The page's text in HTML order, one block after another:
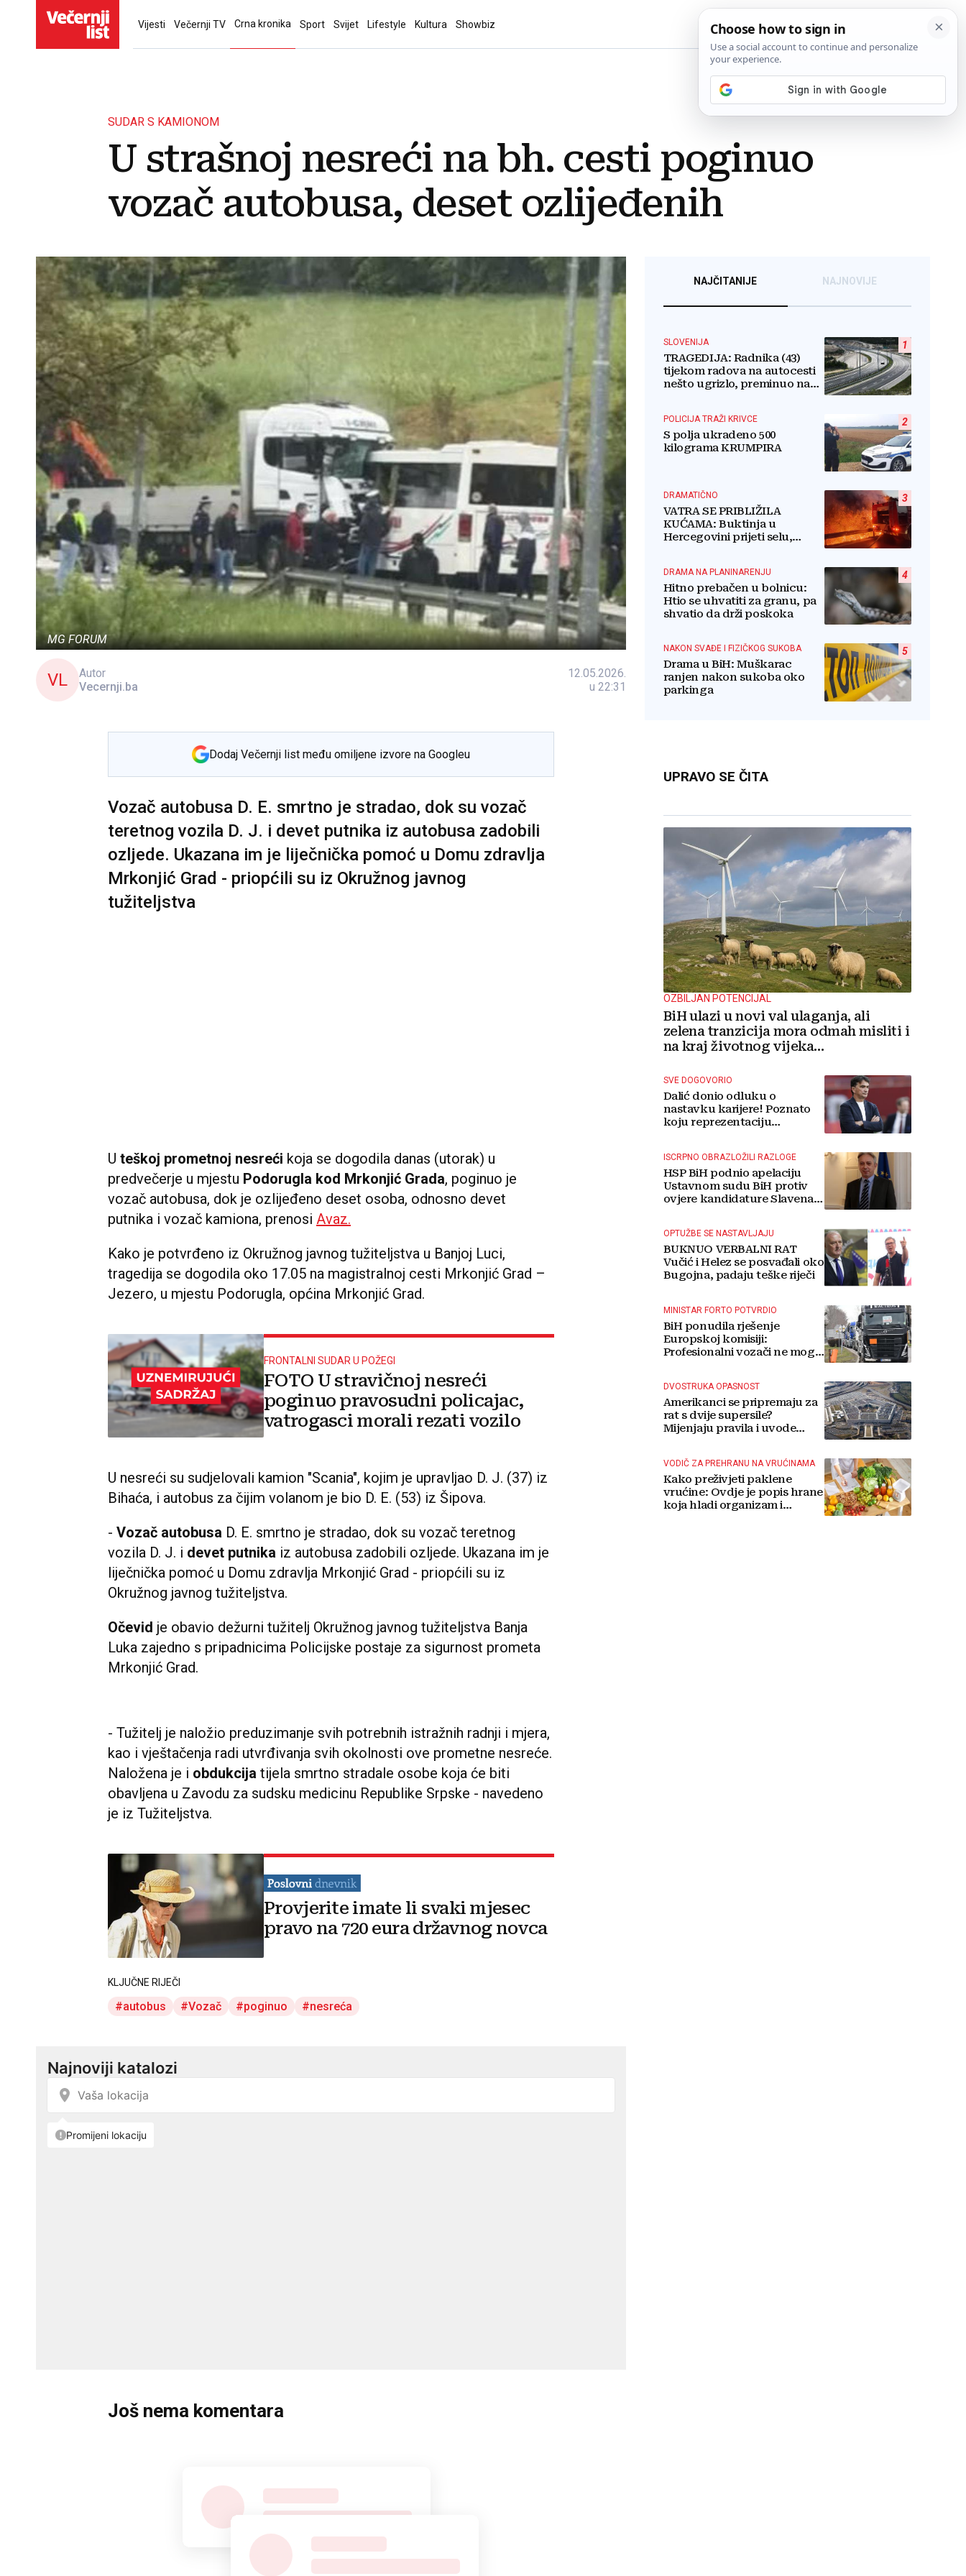
Vijesti Večernji TV Crna kronika Sport Svijet Lifestyle Kultura Showbiz
SUDAR S KAMIONOM
U strašnoj nesreći na bh. cesti poginuo
vozač autobusa, deset ozlijeđenih
MG FORUM
VL
Autor
Vecernji.ba
12.05.2026.
u 22:31
Dodaj Večernji list među omiljene izvore na Googleu
Vozač autobusa D. E. smrtno je stradao, dok su vozač
teretnog vozila D. J. i devet putnika iz autobusa zadobili
ozljede. Ukazana im je liječnička pomoć u Domu zdravlja
Mrkonjić Grad - priopćili su iz Okružnog javnog
tužiteljstva
U teškoj prometnoj nesreći koja se dogodila danas (utorak) u
predvečerje u mjestu Podorugla kod Mrkonjić Grada, poginuo je
vozač autobusa, dok je ozlijeđeno deset osoba, odnosno devet
putnika i vozač kamiona, prenosi Avaz.
Kako je potvrđeno iz Okružnog javnog tužiteljstva u Banjoj Luci,
tragedija se dogodila oko 17.05 na magistralnoj cesti Mrkonjić Grad –
Jezero, u mjestu Podorugla, općina Mrkonjić Grad.
FRONTALNI SUDAR U POŽEGI
FOTO U stravičnoj nesreći
poginuo pravosudni policajac,
vatrogasci morali rezati vozilo
U nesreći su sudjelovali kamion "Scania", kojim je upravljao D. J. (37) iz
Bihaća, i autobus za čijim volanom je bio D. E. (53) iz Šipova.
- Vozač autobusa D. E. smrtno je stradao, dok su vozač teretnog
vozila D. J. i devet putnika iz autobusa zadobili ozljede. Ukazana im je
liječnička pomoć u Domu zdravlja Mrkonjić Grad - priopćili su iz
Okružnog javnog tužiteljstva.
Očevid je obavio dežurni tužitelj Okružnog javnog tužiteljstva Banja
Luka zajedno s pripadnicima Policijske postaje za sigurnost prometa
Mrkonjić Grad.
- Tužitelj je naložio preduzimanje svih potrebnih istražnih radnji i mjera,
kao i vještačenja radi utvrđivanja svih okolnosti ove prometne nesreće.
Naložena je i obdukcija tijela smrtno stradale osobe koja će biti
obavljena u Zavodu za sudsku medicinu Republike Srpske - navedeno
je iz Tužiteljstva.
Provjerite imate li svaki mjesec
pravo na 720 eura državnog novca
KLJUČNE RIJEČI
autobus Vozač poginuo nesreća
Još nema komentara
NAJČITANIJE NAJNOVIJE
1
SLOVENIJA
TRAGEDIJA: Radnika (43)
tijekom radova na autocesti
nešto ugrizlo, preminuo na
2
POLICIJA TRAŽI KRIVCE
S polja ukradeno 500
kilograma KRUMPIRA
3
DRAMATIČNO
VATRA SE PRIBLIŽILA
KUĆAMA: Buktinja u
Hercegovini prijeti selu,
4
DRAMA NA PLANINARENJU
Hitno prebačen u bolnicu:
Htio se uhvatiti za granu, pa
shvatio da drži poskoka
5
NAKON SVAĐE I FIZIČKOG SUKOBA
Drama u BiH: Muškarac
ranjen nakon sukoba oko
parkinga
UPRAVO SE ČITA
OZBILJAN POTENCIJAL
BiH ulazi u novi val ulaganja, ali
zelena tranzicija mora odmah misliti i
na kraj životnog vijeka
SVE DOGOVORIO
Dalić donio odluku o
nastavku karijere! Poznato
koju reprezentaciju
ISCRPNO OBRAZLOŽILI RAZLOGE
HSP BiH podnio apelaciju
Ustavnom sudu BiH protiv
ovjere kandidature Slavena
OPTUŽBE SE NASTAVLJAJU
BUKNUO VERBALNI RAT
Vučić i Helez se posvađali oko
Bugojna, padaju teške riječi
MINISTAR FORTO POTVRDIO
BiH ponudila rješenje
Europskoj komisiji:
Profesionalni vozači ne mogu
DVOSTRUKA OPASNOST
Amerikanci se pripremaju za
rat s dvije supersile?
Mijenjaju pravila i uvode
VODIČ ZA PREHRANU NA VRUĆINAMA
Kako preživjeti paklene
vrućine: Ovdje je popis hrane
koja hladi organizam i